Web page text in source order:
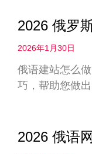
2026 俄罗
2026年1月30日
俄语建站怎么
巧，帮助您做
2026 俄语